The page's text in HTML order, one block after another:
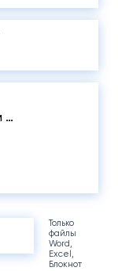
Только
файлы
Word,
Excel,
Блокнот